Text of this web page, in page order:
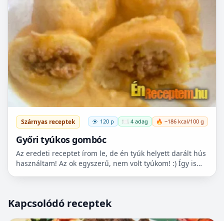
Szárnyas receptek 120 p 🍽️ 4 adag 🔥 ~186 kcal/100 g
Győri tyúkos gombóc
Az eredeti receptet írom le, de én tyúk helyett darált hús
használtam! Az ok egyszerű, nem volt tyúkom! :) Így is
Kapcsolódó receptek